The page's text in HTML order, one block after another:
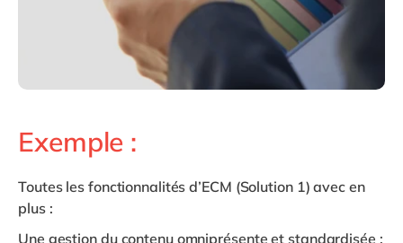
Exemple :
Toutes les fonctionnalités d’ECM (Solution 1) avec en
plus :
Une gestion du contenu omniprésente et standardisée :